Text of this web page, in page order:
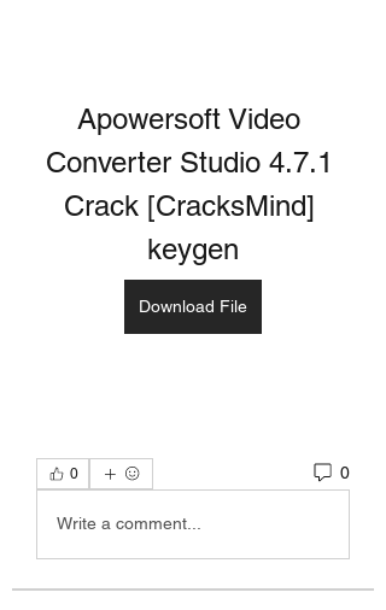
Apowersoft Video
Converter Studio 4.7.1
Crack [CracksMind]
keygen
Download File
0 0
Write a comment...